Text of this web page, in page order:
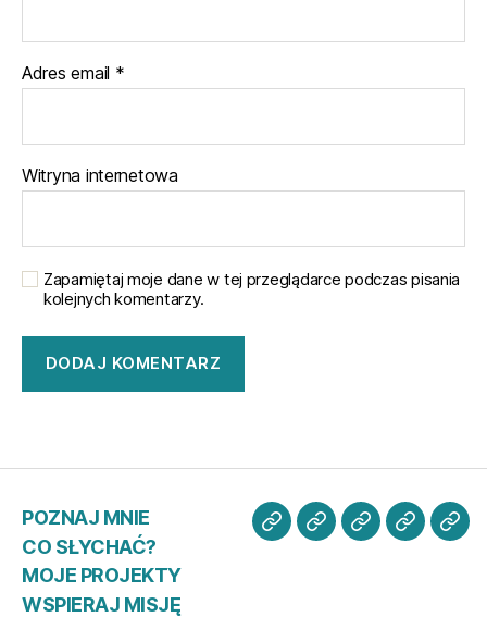
Adres email *
Witryna internetowa
Zapamiętaj moje dane w tej przeglądarce podczas pisania
kolejnych komentarzy.
POZNAJ MNIE
CO SŁYCHAĆ?
MOJE PROJEKTY
WSPIERAJ MISJĘ
POZNAJ
CO
MOJE